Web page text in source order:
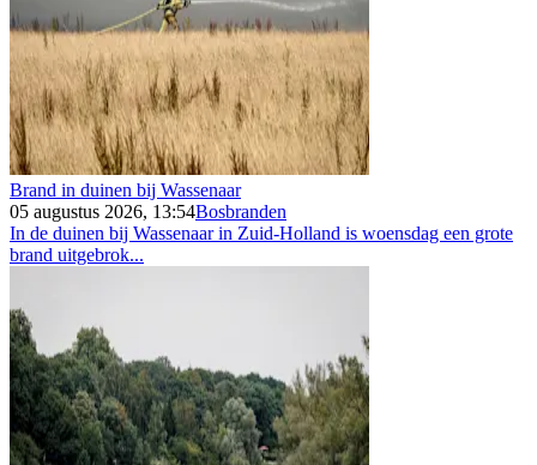
Brand in duinen bij Wassenaar
05 augustus 2026, 13:54Bosbranden
In de duinen bij Wassenaar in Zuid-Holland is woensdag een grote
brand uitgebrok...